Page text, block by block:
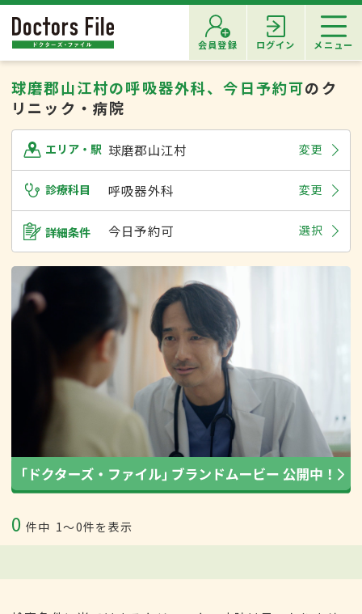
会員登録 ログイン メニュー
球磨郡山江村の呼吸器外科、今日予約可のク
リニック・病院
エリア・駅 球磨郡山江村 変更
診療科目 呼吸器外科 変更
詳細条件 今日予約可 選択
0 件中 1〜0件を表示